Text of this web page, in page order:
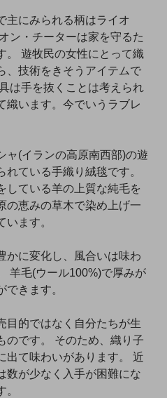
主にみられる柄はライオ
ン・チーターは家を守るた
。 遊牧民の女性にとって織
、技術をきそうアイテムで
は手を抜くことは考えられ
織います。今でいうラブレ
ャ(イランの高原南西部)の遊
ている手織り絨毯です。
している羊の上質な純毛を
の恵みの草木で染め上げ一
います。
かに変化し、風合いは味わ
羊毛(ウール100%)で厚みが
きます。
目的ではなく自分たちが生
のです。 そのため、織り子
出て味わいがあります。 近
数が少なく入手が困難にな